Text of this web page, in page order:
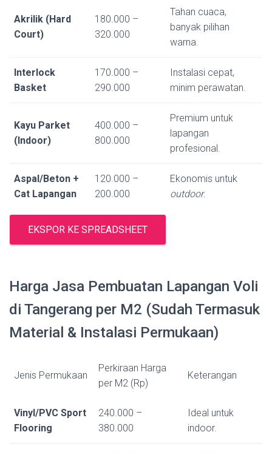
Akrilik (Hard
Court)
180.000 –
320.000
Tahan cuaca,
banyak pilihan
warna.
Interlock
Basket
170.000 –
290.000
Instalasi cepat,
minim perawatan.
Kayu Parket
(Indoor)
400.000 –
800.000
Premium untuk
lapangan
profesional.
Aspal/Beton +
Cat Lapangan
120.000 –
200.000
Ekonomis untuk
outdoor.
EKSPOR KE SPREADSHEET
Harga Jasa Pembuatan Lapangan Voli
di Tangerang per M2 (Sudah Termasuk
Material & Instalasi Permukaan)
Jenis Permukaan
Perkiraan Harga
per M2 (Rp)
Keterangan
Vinyl/PVC Sport
Flooring
240.000 –
380.000
Ideal untuk
indoor.